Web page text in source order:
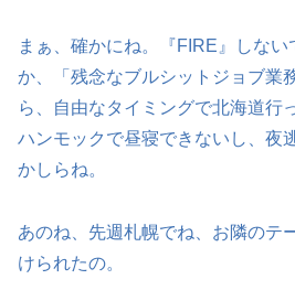
まぁ、確かにね。『FIRE』しない
か、「残念なブルシットジョブ業
ら、自由なタイミングで北海道行
ハンモックで昼寝できないし、夜
かしらね。
あのね、先週札幌でね、お隣のテ
けられたの。